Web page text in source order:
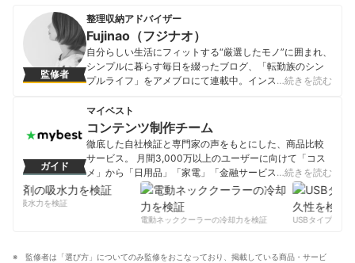
監修者
整理収納アドバイザー
Fujinao（フジナオ）
自分らしい生活にフィットする“厳選したモノ”に囲まれ、
シンプルに暮らす毎日を綴ったブログ、「転勤族のシン
プルライフ」をアメブロにて連載中。インスタのフォロ
が、多数の書籍に掲載される。 個人向け整理収納サービ
ス・自宅レッスンを提供する他、カルチャーセンターに
て整理収納講座の講師を務める。また多くの企業にてコ
ラムを執筆しており、掲載したアイデアがTVCMに使わ
れるなど、多方面で活躍中。 【書籍掲載】2017.8「♯主婦
の知恵」、2017.9「狭くてもスッキリ暮らす法則」、
2017.11「LIMIA」、2018.7「dinosカタログ春夏号」、
2019.5「ホットペッパービューティー」「家を買
Wallker」「ミニマリストな暮らしのつくり方」他多数
…続きを読む
ガイド
マイベスト
コンテンツ制作チーム
徹底した自社検証と専門家の声をもとにした、商品比較
サービス。 月間3,000万以上のユーザーに向けて「コス
メ」から「日用品」「家電」「金融サービス」まで、ベ
ストな商品を選んでもらうために、毎日コンテンツを制
コンテンツ制作チームのプロフィール
…続きを読む
の吸水力を検証
電動ネッククーラーの冷却力を検証
USBタイプCケー
監修者は「選び方」についてのみ監修をおこなっており、掲載している商品・サービ